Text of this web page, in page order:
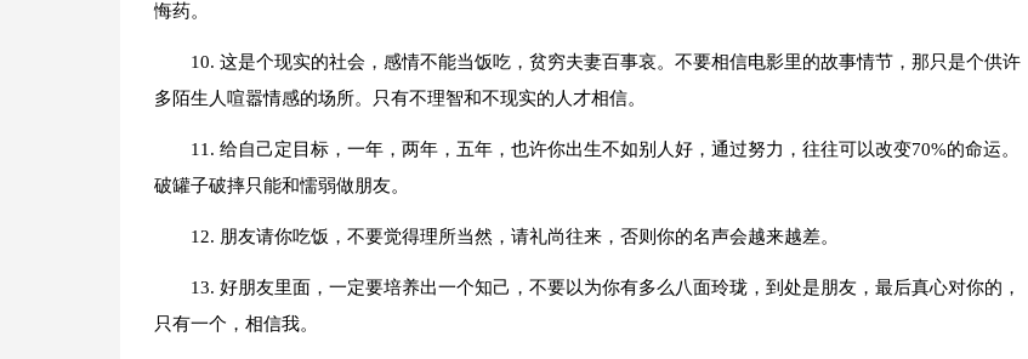
悔药。
10. 这是个现实的社会，感情不能当饭吃，贫穷夫妻百事哀。不要相信电影里的故事情节，那只是个供许
多陌生人喧嚣情感的场所。只有不理智和不现实的人才相信。
11. 给自己定目标，一年，两年，五年，也许你出生不如别人好，通过努力，往往可以改变70%的命运。
破罐子破摔只能和懦弱做朋友。
12. 朋友请你吃饭，不要觉得理所当然，请礼尚往来，否则你的名声会越来越差。
13. 好朋友里面，一定要培养出一个知己，不要以为你有多么八面玲珑，到处是朋友，最后真心对你的，
只有一个，相信我。